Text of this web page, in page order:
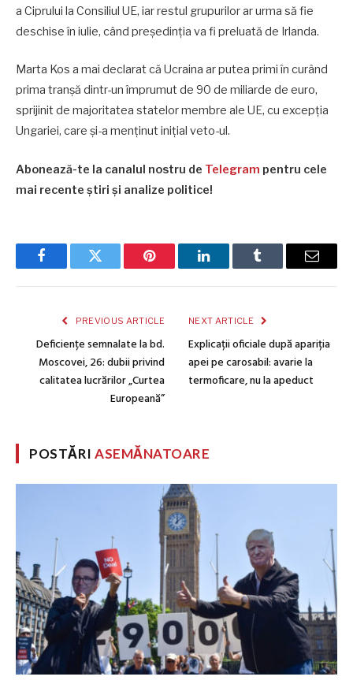
a Ciprului la Consiliul UE, iar restul grupurilor ar urma să fie
deschise în iulie, când președinția va fi preluată de Irlanda.
Marta Kos a mai declarat că Ucraina ar putea primi în curând
prima tranșă dintr-un împrumut de 90 de miliarde de euro,
sprijinit de majoritatea statelor membre ale UE, cu excepția
Ungariei, care și-a menținut inițial veto-ul.
Abonează-te la canalul nostru de Telegram pentru cele
mai recente știri și analize politice!
FacebookTwitter Pinterest LinkedInTumblr Email
PREVIOUS ARTICLE
Deficiențe semnalate la bd.
Moscovei, 26: dubii privind
calitatea lucrărilor „Curtea
Europeană”
NEXT ARTICLE
Explicații oficiale după apariția
apei pe carosabil: avarie la
termoficare, nu la apeduct
POSTĂRIASEMĂNATOARE